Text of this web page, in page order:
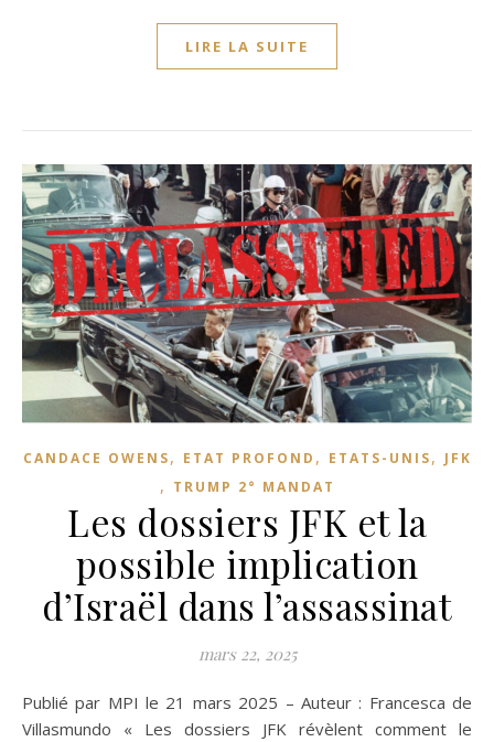
LIRE LA SUITE
CANDACE OWENS, ETAT PROFOND , ETATS-UNIS, JFK
, TRUMP 2° MANDAT
Les dossiers JFK et la
possible implication
d’Israël dans l’assassinat
mars 22, 2025
Publié par MPI le 21 mars 2025 – Auteur : Francesca de
Villasmundo « Les dossiers JFK révèlent comment le